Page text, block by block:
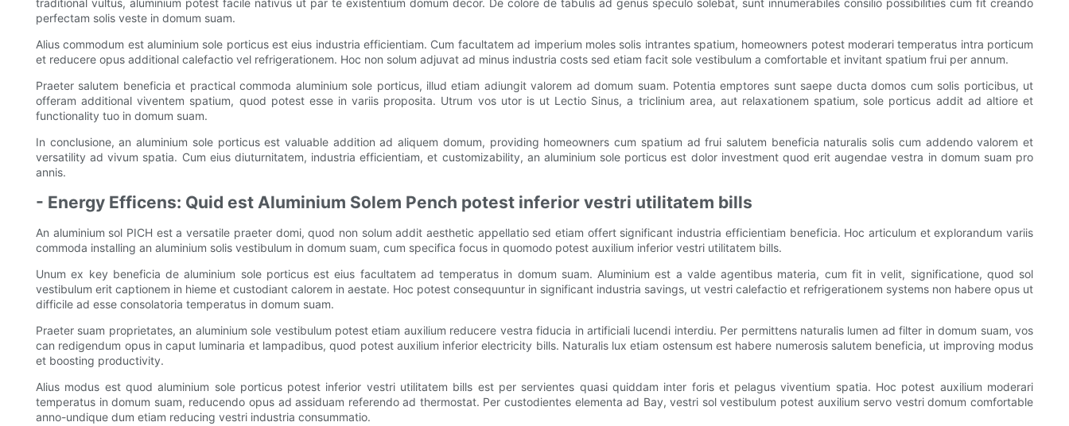
traditional vultus, aluminium potest facile nativus ut par te existentium domum decor. De colore de tabulis ad genus speculo solebat, sunt innumerabiles consilio possibilities cum fit creando
perfectam solis veste in domum suam.
Alius commodum est aluminium sole porticus est eius industria efficientiam. Cum facultatem ad imperium moles solis intrantes spatium, homeowners potest moderari temperatus intra porticum
et reducere opus additional calefactio vel refrigerationem. Hoc non solum adjuvat ad minus industria costs sed etiam facit sole vestibulum a comfortable et invitant spatium frui per annum.
Praeter salutem beneficia et practical commoda aluminium sole porticus, illud etiam adiungit valorem ad domum suam. Potentia emptores sunt saepe ducta domos cum solis porticibus, ut
offeram additional viventem spatium, quod potest esse in variis proposita. Utrum vos utor is ut Lectio Sinus, a triclinium area, aut relaxationem spatium, sole porticus addit ad altiore et
functionality tuo in domum suam.
In conclusione, an aluminium sole porticus est valuable addition ad aliquem domum, providing homeowners cum spatium ad frui salutem beneficia naturalis solis cum addendo valorem et
versatility ad vivum spatia. Cum eius diuturnitatem, industria efficientiam, et customizability, an aluminium sole porticus est dolor investment quod erit augendae vestra in domum suam pro
annis.
- Energy Efficens: Quid est Aluminium Solem Pench potest inferior vestri utilitatem bills
An aluminium sol PICH est a versatile praeter domi, quod non solum addit aesthetic appellatio sed etiam offert significant industria efficientiam beneficia. Hoc articulum et explorandum variis
commoda installing an aluminium solis vestibulum in domum suam, cum specifica focus in quomodo potest auxilium inferior vestri utilitatem bills.
Unum ex key beneficia de aluminium sole porticus est eius facultatem ad temperatus in domum suam. Aluminium est a valde agentibus materia, cum fit in velit, significatione, quod sol
vestibulum erit captionem in hieme et custodiant calorem in aestate. Hoc potest consequuntur in significant industria savings, ut vestri calefactio et refrigerationem systems non habere opus ut
difficile ad esse consolatoria temperatus in domum suam.
Praeter suam proprietates, an aluminium sole vestibulum potest etiam auxilium reducere vestra fiducia in artificiali lucendi interdiu. Per permittens naturalis lumen ad filter in domum suam, vos
can redigendum opus in caput luminaria et lampadibus, quod potest auxilium inferior electricity bills. Naturalis lux etiam ostensum est habere numerosis salutem beneficia, ut improving modus
et boosting productivity.
Alius modus est quod aluminium sole porticus potest inferior vestri utilitatem bills est per servientes quasi quiddam inter foris et pelagus viventium spatia. Hoc potest auxilium moderari
temperatus in domum suam, reducendo opus ad assiduam referendo ad thermostat. Per custodientes elementa ad Bay, vestri sol vestibulum potest auxilium servo vestri domum comfortable
anno-undique dum etiam reducing vestri industria consummatio.